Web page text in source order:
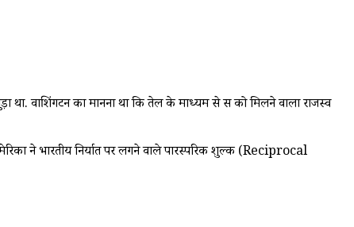
था. वाशिंगटन का मानना था कि तेल के माध्यम से रूस को मिलने वाला राजस्व
ने भारतीय निर्यात पर लगने वाले पारस्परिक शुल्क (Reciprocal